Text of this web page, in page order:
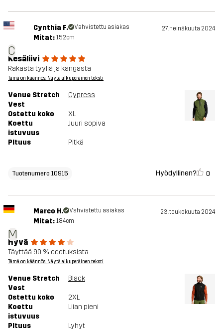
C
Cynthia F. Vahvistettu asiakas 27. heinäkuuta 2024
Mitat: 152cm
Kesäliivi
Rakasta tyyliä ja kangasta
Tämä on käännös. Näytä alkuperäinen teksti
Venue Stretch
Vest
Cypress
Ostettu koko
XL
Koettu
istuvuus
Juuri sopiva
PItuus Pitkä
Tuotenumero 10915 Hyödyllinen? 0
M
Marco H. Vahvistettu asiakas 23. toukokuuta 2024
Mitat: 184cm
Hyvä
Täyttää 90 % odotuksista
Tämä on käännös. Näytä alkuperäinen teksti
Venue Stretch
Vest
Black
Ostettu koko
2XL
Koettu
istuvuus
Liian pieni
PItuus Lyhyt